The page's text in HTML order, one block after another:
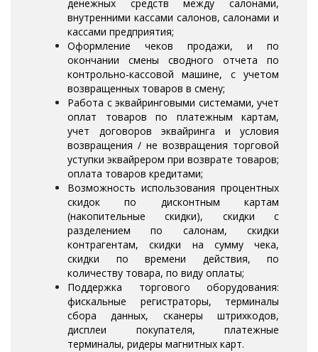
денежных средств между салонами,
внутренними кассами салонов, салонами и
кассами предприятия;
Оформление чеков продажи, и по
окончании смены сводного отчета по
контрольно-кассовой машине, с учетом
возвращенных товаров в смену;
Работа с эквайринговыми системами, учет
оплат товаров по платежным картам,
учет договоров эквайринга и условия
возвращения / не возвращения торговой
уступки эквайрером при возврате товаров;
оплата товаров кредитами;
Возможность использования процентных
скидок по дисконтным картам
(накопительные скидки), скидки с
разделением по салонам, скидки
контрагентам, скидки на сумму чека,
скидки по времени действия, по
количеству товара, по виду оплаты;
Поддержка торгового оборудования:
фискальные регистраторы, терминалы
сбора данных, сканеры штрихкодов,
дисплеи покупателя, платежные
терминалы, ридеры магнитных карт.